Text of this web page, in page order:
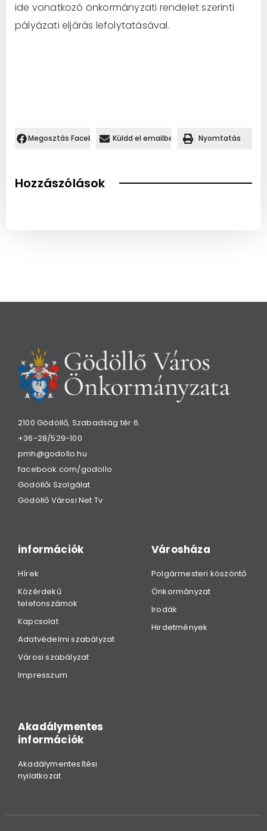
ide vonatkozó önkormányzati rendelet szerinti
pályázati eljárás lefolytatásával.
Megosztás Facebookon.Küldd el emailben Nyomtatás
Hozzászólások
2100 Gödöllő, Szabadság tér 6.
+36-28/529-100
pmh@godollo.hu
facebook.com/godollo
Gödöllői Szolgálat
Gödöllő Városi Net Tv
információk
Hírek
Közérdekű
telefonszámok
Kapcsolat
Adatvédelmi szabályzat
Városi szabályzat
Impresszum
Városháza
Polgármesteri köszöntő
Önkormányzat
Irodák
Hirdetmények
Akadálymentes
információk
Akadálymentesítési
nyilatkozat